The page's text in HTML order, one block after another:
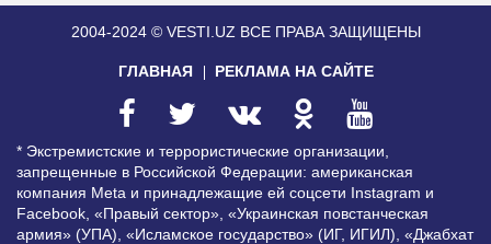
2004-2024 © VESTI.UZ ВСЕ ПРАВА ЗАЩИЩЕНЫ
ГЛАВНАЯ РЕКЛАМА НА САЙТЕ
* Экстремистские и террористические организации,
запрещенные в Российской Федерации: американская
компания Meta и принадлежащие ей соцсети Instagram и
Facebook, «Правый сектор», «Украинская повстанческая
армия» (УПА), «Исламское государство» (ИГ, ИГИЛ), «Джабхат